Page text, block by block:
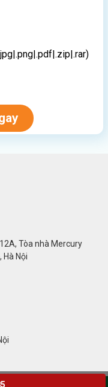
Tòa nhà Mercury
Hà Nội